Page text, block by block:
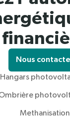
Nous
Hangars
Methanisation